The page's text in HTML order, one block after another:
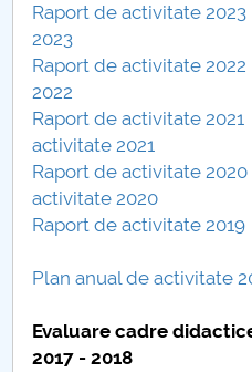
PNRR
Proiect PRIM STUD
Proiect SU-ETIC
Protecția datelor personale
UNIVERSITATE pentru
Comisie de etica unversitară
Raport de activitate 2023
2023
Raport de activitate 2022
2022
Raport de activitate 2021
activitate 2021
Raport de activitate 2020
activitate 2020
Raport de activitate 2019
Plan anual de activitate
Evaluare cadre
2017 - 2018